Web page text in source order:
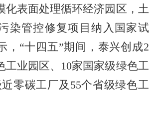
化表面处理循环经济园区，土
染管控修复项目纳入国家试
，“十四五”期间，泰兴创成2
工业园区、10家国家级绿色工
零碳工厂及55个省级绿色工